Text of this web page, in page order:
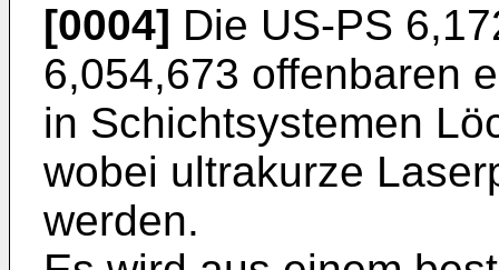
[0004] Die US-PS
6,054,673 offenbaren
in Schichtsystemen
wobei ultrakurze
werden.